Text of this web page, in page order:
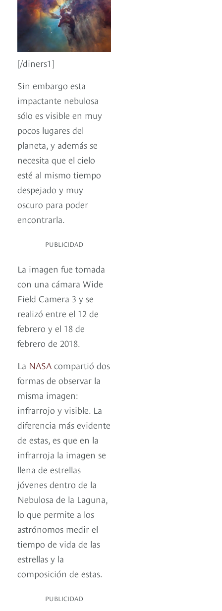
[/diners1]
Sin embargo esta
impactante nebulosa
sólo es visible en muy
pocos lugares del
planeta, y además se
necesita que el cielo
esté al mismo tiempo
despejado y muy
oscuro para poder
encontrarla.
PUBLICIDAD
La imagen fue tomada
con una cámara Wide
Field Camera 3 y se
realizó entre el 12 de
febrero y el 18 de
febrero de 2018.
La NASA compartió dos
formas de observar la
misma imagen:
infrarrojo y visible. La
diferencia más evidente
de estas, es que en la
infrarroja la imagen se
llena de estrellas
jóvenes dentro de la
Nebulosa de la Laguna,
lo que permite a los
astrónomos medir el
tiempo de vida de las
estrellas y la
composición de estas.
PUBLICIDAD